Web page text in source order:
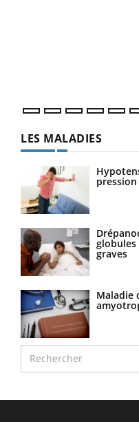
LES MALADIES
globules
graves
Maladie